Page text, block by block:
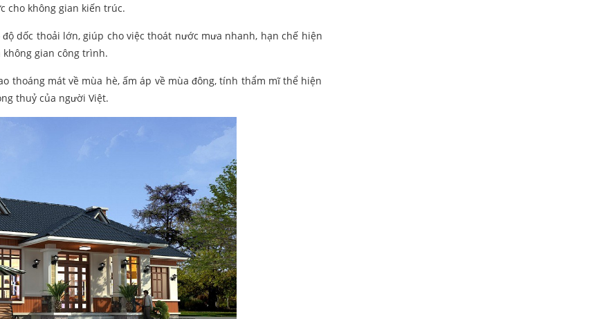
cho không gian kiến trúc.
dốc thoải lớn, giúp cho việc thoát nước mưa nhanh, hạn chế hiện
gian công trình.
thoáng mát về mùa hè, ấm áp về mùa đông, tính thẩm mĩ thể hiện
thuỷ của người Việt.